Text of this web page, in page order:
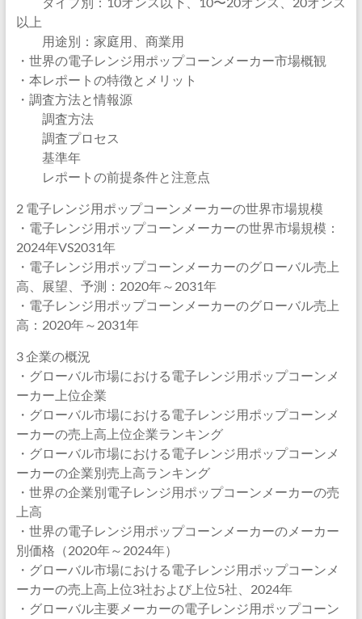
以上
用途別：家庭用、商業用
・世界の電子レンジ用ポップコーンメーカー市場概観
・本レポートの特徴とメリット
・調査方法と情報源
調査方法
調査プロセス
基準年
レポートの前提条件と注意点
2 電子レンジ用ポップコーンメーカーの世界市場規模
・電子レンジ用ポップコーンメーカーの世界市場規模：
2024年VS2031年
・電子レンジ用ポップコーンメーカーのグローバル売上
高、展望、予測：2020年～2031年
・電子レンジ用ポップコーンメーカーのグローバル売上
高：2020年～2031年
3 企業の概況
・グローバル市場における電子レンジ用ポップコーンメ
ーカー上位企業
・グローバル市場における電子レンジ用ポップコーンメ
ーカーの売上高上位企業ランキング
・グローバル市場における電子レンジ用ポップコーンメ
ーカーの企業別売上高ランキング
・世界の企業別電子レンジ用ポップコーンメーカーの売
上高
・世界の電子レンジ用ポップコーンメーカーのメーカー
別価格（2020年～2024年）
・グローバル市場における電子レンジ用ポップコーンメ
ーカーの売上高上位3社および上位5社、2024年
・グローバル主要メーカーの電子レンジ用ポップコーン